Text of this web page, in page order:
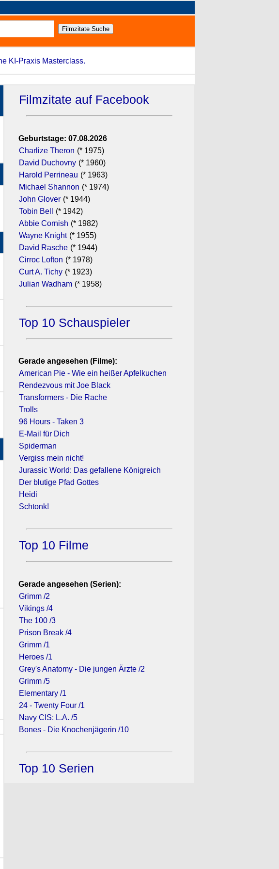
KI-Praxis Masterclass.
Filmzitate auf Facebook
Geburtstage: 07.08.2026
Charlize Theron (* 1975)
David Duchovny (* 1960)
Harold Perrineau (* 1963)
Michael Shannon (* 1974)
John Glover (* 1944)
Tobin Bell
(* 1942)
Abbie Cornish (* 1982)
Wayne Knight (* 1955)
David Rasche (* 1944)
Cirroc Lofton (* 1978)
Curt A. Tichy (* 1923)
Julian Wadham (* 1958)
Top 10 Schauspieler
Gerade angesehen (Filme):
American Pie - Wie ein heißer Apfelkuchen
Rendezvous mit Joe Black
Transformers - Die Rache
Trolls
96 Hours - Taken 3
E-Mail für Dich
Spiderman
Vergiss mein nicht!
Jurassic World: Das gefallene Königreich
Der blutige Pfad Gottes
Heidi
Schtonk!
Top 10 Filme
Gerade angesehen (Serien):
Grimm /2
Vikings /4
The 100 /3
Prison Break /4
Grimm /1
Heroes /1
Grey's Anatomy - Die jungen Ärzte /2
Grimm /5
Elementary /1
24 - Twenty Four /1
Navy CIS: L.A. /5
Bones - Die Knochenjägerin /10
Top 10 Serien